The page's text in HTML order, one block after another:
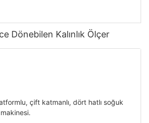
Dönebilen Kalınlık Ölçer